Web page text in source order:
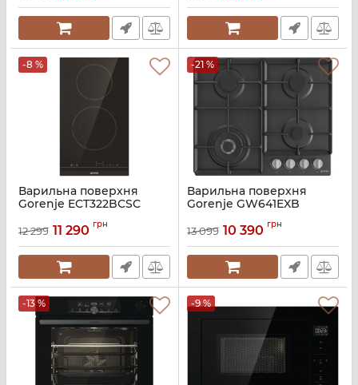
-8 %
Варильна поверхня
Gorenje ECT322BCSC
12 299 11 290 грн
-21 %
Варильна поверхня
Gorenje GW641EXB
13 099 10 390 грн
-13 % -9 %